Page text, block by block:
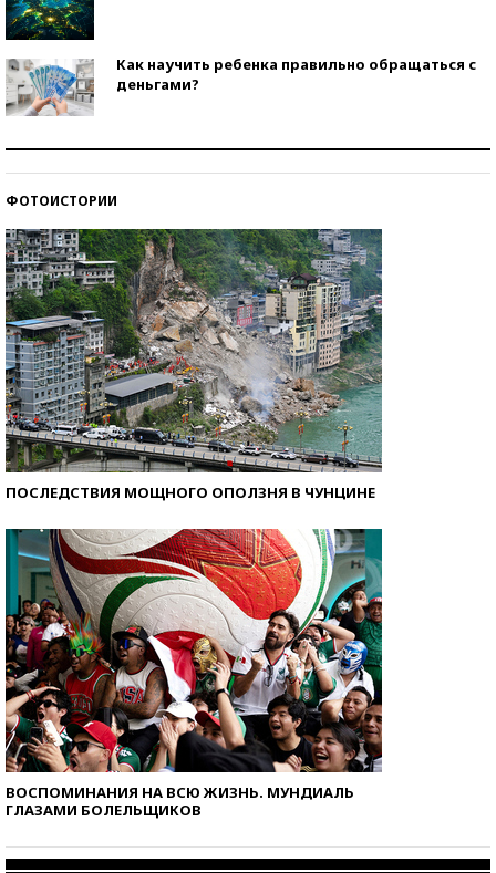
Как научить ребенка правильно обращаться с
деньгами?
ФОТОИСТОРИИ
ПОСЛЕДСТВИЯ МОЩНОГО ОПОЛЗНЯ В ЧУНЦИНЕ
ВОСПОМИНАНИЯ НА ВСЮ ЖИЗНЬ. МУНДИАЛЬ
ГЛАЗАМИ БОЛЕЛЬЩИКОВ